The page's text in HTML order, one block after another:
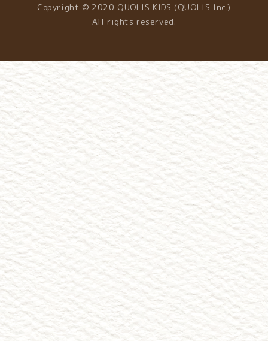
Copyright © 2020 QUOLIS KIDS (QUOLIS Inc.)
All rights reserved.